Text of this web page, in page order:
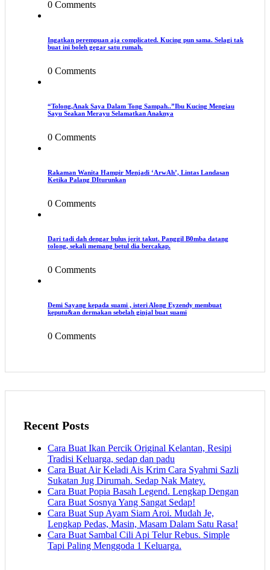
0 Comments
Ingatkan perempuan aja complicated. Kucing pun sama. Selagi tak
buat ini boleh gegar satu rumah.
0 Comments
“Tolong,Anak Saya Dalam Tong Sampah..”Ibu Kucing Mengiau
Sayu Seakan Merayu Selamatkan Anaknya
0 Comments
Rakaman Wanita Hampir Menjadi ‘ArwAh’, Lintas Landasan
Ketika Palang DIturunkan
0 Comments
Dari tadi dah dengar bulus jerit takut. Panggil B0mba datang
tolong, sekali memang betul dia bercakap.
0 Comments
Demi Sayang kepada suami , isteri Along Eyzendy membuat
keputu&an dermakan sebelah ginjal buat suami
0 Comments
Recent Posts
Cara Buat Ikan Percik Original Kelantan, Resipi
Tradisi Keluarga, sedap dan padu
Cara Buat Air Keladi Ais Krim Cara Syahmi Sazli
Sukatan Jug Dirumah. Sedap Nak Matey.
Cara Buat Popia Basah Legend. Lengkap Dengan
Cara Buat Sosnya Yang Sangat Sedap!
Cara Buat Sup Ayam Siam Aroi. Mudah Je,
Lengkap Pedas, Masin, Masam Dalam Satu Rasa!
Cara Buat Sambal Cili Api Telur Rebus. Simple
Tapi Paling Menggoda 1 Keluarga.